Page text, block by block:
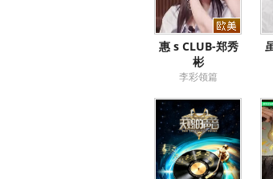
惠 s CLUB-郑秀
彬
李彩领篇